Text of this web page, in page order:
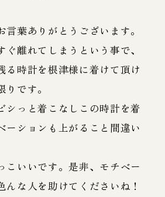
葉ありがとうございます。
ぐ離れてしまうという事で、
る時計を根津様に着けて頂け
です。
シっと着こなしこの時計を着
ーションも上がること間違い
こいいです。是非、モチベー
んな人を助けてくださいね！